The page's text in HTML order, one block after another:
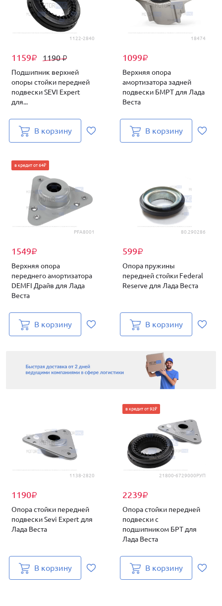
1122-2840
1159₽ 1190₽
Подшипник верхней
опоры стойки передней
подвески SEVI Expert
для...
В корзину
18474
1099₽
Верхняя опора
амортизатора задней
подвески БМРТ для Лада
Веста
В корзину
PFA8001
1549₽
в кредит от 64₽
Верхняя опора
переднего амортизатора
DEMFI Драйв для Лада
Веста
В корзину
80.290286
599₽
Опора пружины
передней стойки Federal
Reserve для Лада Веста
В корзину
1138-2820
1190₽
Опора стойки передней
подвески Sevi Expert для
Лада Веста
В корзину
21800-6729000РУП
2239₽
в кредит от 92₽
Опора стойки передней
подвески с
подшипником БРТ для
Лада Веста
В корзину